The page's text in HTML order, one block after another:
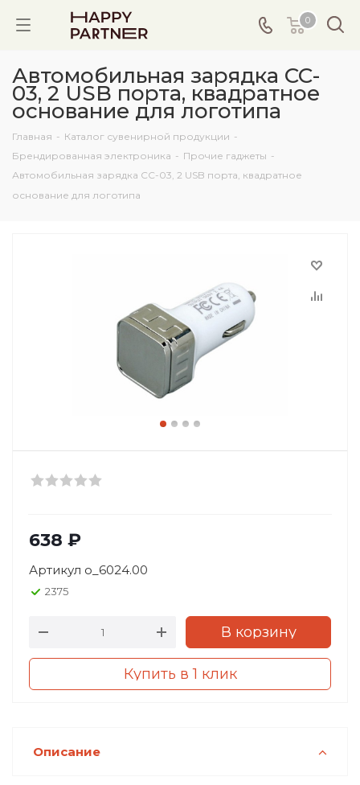
0
Автомобильная зарядка CC-
03, 2 USB порта, квадратное
основание для логотипа
Главная - Каталог сувенирной продукции -
Брендированная электроника - Прочие гаджеты -
Автомобильная зарядка CC-03, 2 USB порта, квадратное
основание для логотипа
638 ₽
Артикул o_6024.00
2375
В корзину
Купить в 1 клик
Описание